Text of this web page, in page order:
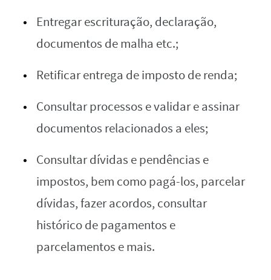
Entregar escrituração, declaração,
documentos de malha etc.;
Retificar entrega de imposto de renda;
Consultar processos e validar e assinar
documentos relacionados a eles;
Consultar dívidas e pendências e
impostos, bem como pagá-los, parcelar
dívidas, fazer acordos, consultar
histórico de pagamentos e
parcelamentos e mais.